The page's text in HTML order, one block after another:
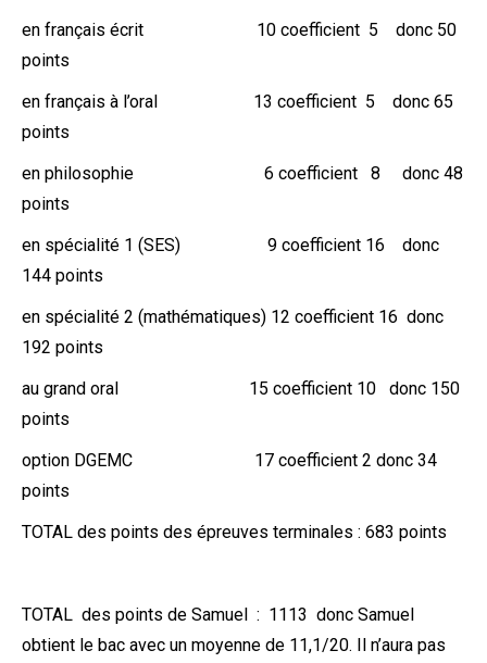
en français écrit 10 coefficient 5 donc 50
points
en français à l’oral 13 coefficient 5 donc 65
points
en philosophie 6 coefficient 8 donc 48
points
en spécialité 1 (SES) 9 coefficient 16 donc
144 points
en spécialité 2 (mathématiques) 12 coefficient 16 donc
192 points
au grand oral 15 coefficient 10 donc 150
points
option DGEMC 17 coefficient 2 donc 34
points
TOTAL des points des épreuves terminales : 683 points
TOTAL des points de Samuel : 1113 donc Samuel
obtient le bac avec un moyenne de 11,1/20. Il n’aura pas